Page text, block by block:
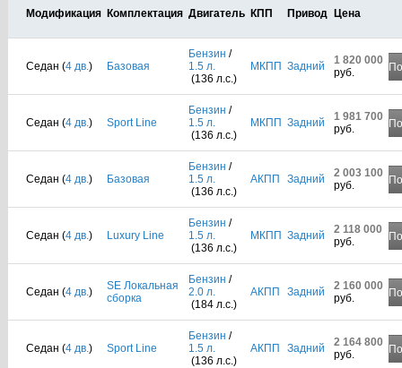
Модификация Комплектация Двигатель КПП Привод Цена
Седан (4 дв.) Базовая
Бензин /
1.5 л.
(136 л.с.)
МКПП Задний
1 820 000
руб.
Седан (4 дв.) Sport Line
Бензин /
1.5 л.
(136 л.с.)
МКПП Задний
1 981 700
руб.
Седан (4 дв.) Базовая
Бензин /
1.5 л.
(136 л.с.)
АКПП Задний
2 003 100
руб.
Седан (4 дв.) Luxury Line
Бензин /
1.5 л.
(136 л.с.)
МКПП Задний
2 118 000
руб.
Седан (4 дв.)
SE Локальная
сборка
Бензин /
2.0 л.
(184 л.с.)
АКПП Задний
2 160 000
руб.
Седан (4 дв.) Sport Line
Бензин /
1.5 л.
(136 л.с.)
АКПП Задний
2 164 800
руб.